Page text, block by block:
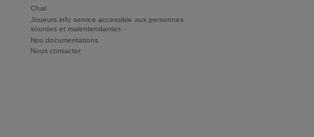
Chat
Joueurs info service accessible aux personnes
sourdes et malentendantes
Nos documentations
Nous contacter